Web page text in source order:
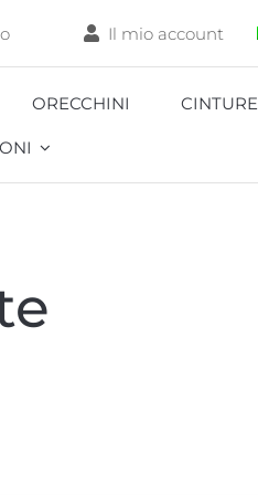
Il mio account
ORECCHINI CINTURE